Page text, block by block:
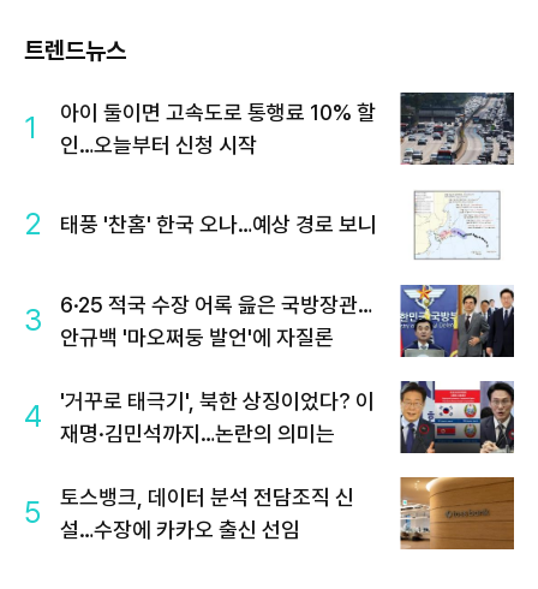
트렌드뉴스
1
아이 둘이면 고속도로 통행료 10% 할
인…오늘부터 신청 시작
2 태풍 '찬홈' 한국 오나…예상 경로 보니
3
6·25 적국 수장 어록 읊은 국방장관…
안규백 '마오쩌둥 발언'에 자질론
4
'거꾸로 태극기', 북한 상징이었다? 이
재명·김민석까지…논란의 의미는
5
토스뱅크, 데이터 분석 전담조직 신
설…수장에 카카오 출신 선임